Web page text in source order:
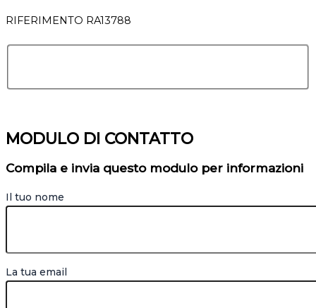
RIFERIMENTO RA13788
MODULO DI CONTATTO
Compila e invia questo modulo per informazioni
Il tuo nome
La tua email